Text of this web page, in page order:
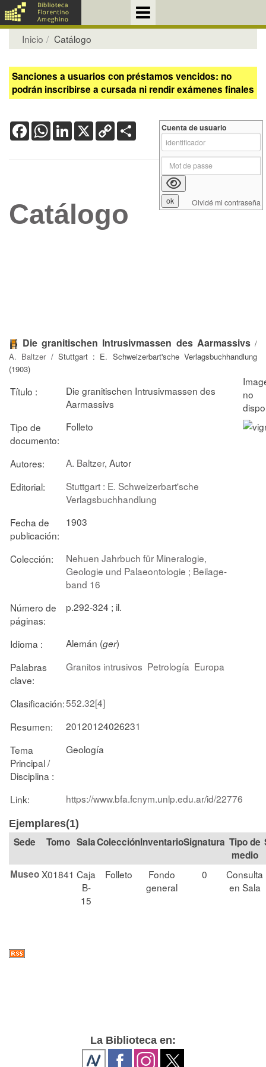
Inicio Catálogo
Sanciones a usuarios con préstamos vencidos: no
podrán inscribirse a cursada ni rendir exámenes finales
FacebookWhatsApp
LinkedIn
X Copy
Link
Catálogo
Die granitischen Intrusivmassen des Aarmassivs/
A. Baltzer/ Stuttgart : E. Schweizerbart'sche Verlagsbuchhandlung
(1903)
Título :
Die granitischen Intrusivmassen des
Aarmassivs
Tipo de
documento:
Folleto
Autores: A. Baltzer, Autor
Editorial:
Stuttgart : E. Schweizerbart'sche
Verlagsbuchhandlung
Fecha de
publicación:
1903
Colección:
Nehuen Jahrbuch für Mineralogie,
Geologie und Palaeontologie ; Beilage-
band 16
Número de
páginas:
p.292-324 ; il.
Idioma : Alemán (ger)
Palabras
clave:
Granitos intrusivos Petrología Europa
Clasificación:552.32[4]
Resumen:
20120124026231
Tema
Principal /
Disciplina :
Geología
Link: https://www.bfa.fcnym.unlp.edu.ar/id/22776
Ejemplares(1)
Tomo SalaColección Signatura Tipo de
medio
MuseoX01841 Caja
B-
15
Folleto
Fondo
general
0
Consulta
en Sala
Cuenta de usuario
Olvidé mi contraseña
La Biblioteca en: